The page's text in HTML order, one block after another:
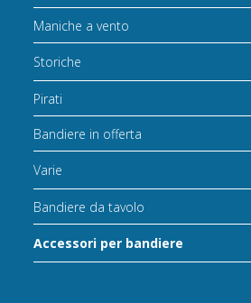
Maniche a vento
Storiche
Pirati
Bandiere in offerta
Varie
Bandiere da tavolo
Accessori per bandiere